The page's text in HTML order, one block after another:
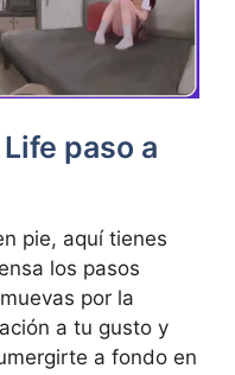
paso a
pie, aquí tienes
los pasos
por la
a tu gusto y
a fondo en